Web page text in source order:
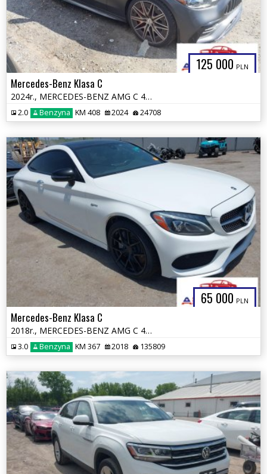
125 000 PLN
Mercedes-Benz Klasa C
2024r., MERCEDES-BENZ AMG C 43 4MATIC, 2L, od ubezpieczalni
2.0 Benzyna KM 408 2024 24708
65 000 PLN
Mercedes-Benz Klasa C
2018r., MERCEDES-BENZ AMG C 43 4MATIC, 3L, od ubezpieczalni
3.0 Benzyna KM 367 2018 135809